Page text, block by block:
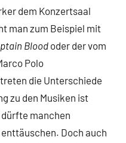
dem Konzertsaal
man zum Beispiel mit
Blood oder der vom
Polo
die Unterschiede
zu den Musiken ist
manchen
Doch auch